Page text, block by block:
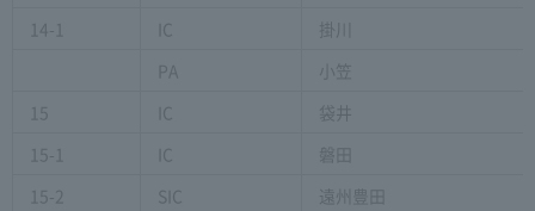
14-1
IC
掛川
PA
小笠
15
IC
袋井
15-1
IC
磐田
15-2
SIC
遠州豊田